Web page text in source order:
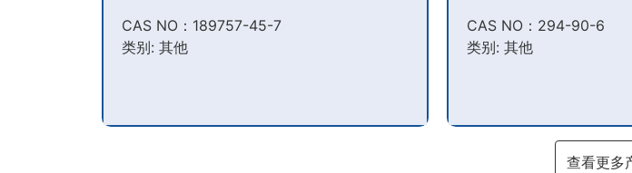
CAS NO：189757-45-7​
类别: 其他
CAS NO：294-90-6​
类别: 其他
查看更多